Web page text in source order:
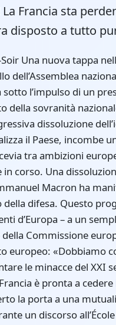
Francia sta
disposto a tutto
della Repubblica”), ne trarremmo davvero vantaggio? Ovviamente no! Il Trattato di Lisbona conferisce al Presidente della CE un potere quasi assoluto su tutto il territorio dell’Unione Europea, quindi se Emmanuel Macron fosse nominato Presidente della CE, la situazione rischierebbe di surriscaldarsi per i nostri militari molto più di quanto non sia già successo negli ultimi 8 anni e 4 mesi in Francia. Una rischiosa escalation geopolitica: verso un impegno in Ucraina? L’attuale contesto geopolitico, segnato dal conflitto in Ucraina, amplifica le preoccupazioni. Dal 2022, Emmanuel Macron ha adottato una posizione sempre più bellicosa, moltiplicando le dichiarazioni provocatorie. Nel febbraio 2024, durante una conferenza a Parigi, ha affermato: «Non dobbiamo escludere l’invio di truppe occidentali in Ucraina per sostenere Kiev contro la Russia. “ Questa dichiarazione, che ha suscitato scalpore tra i suoi alleati europei, ha rivelato una volontà di escalation militare, in contrasto con la cautela di paesi come la Germania o gli Stati Uniti. Come sottolineava un editoriale del 2022 intitolato ”Obiettivo guerra, sì, ma quale?“, questa retorica bellicosa potrebbe nascondere obiettivi politici più personali. Infatti, un impegno militare diretto della Francia – in particolare delle sue forze d’élite come le forze speciali o la Legione straniera – sarebbe disastroso. L’esercito francese, sebbene temibile, dispone di risorse limitate: le sue unità d’élite, poche decine di migliaia di uomini su un esercito di 200.000, costituiscono la punta di diamante della sua capacità operativa. Impegnarle in un conflitto ad alta intensità contro la Russia, in un teatro complesso come l’Ucraina, equivarrebbe a rischiare una strage, indebolendo in modo duraturo la nostra difesa nazionale. Certo, nessun annuncio ufficiale ha confermato l’invio di truppe. Ma le voci insistenti indicano una crescente tentazione da parte di Macron di assumere il ruolo di capo di guerra sulla scena internazionale. Questa posizione, lungi dal servire gli interessi francesi, potrebbe precipitare il Paese in una spirale incontrollabile, con conseguenze umane e strategiche drammatiche. Una deriva autoritaria: la Costituzione come giocattolo Al di là delle questioni militari, la crisi politica interna aggrava i rischi di deriva. Dalle